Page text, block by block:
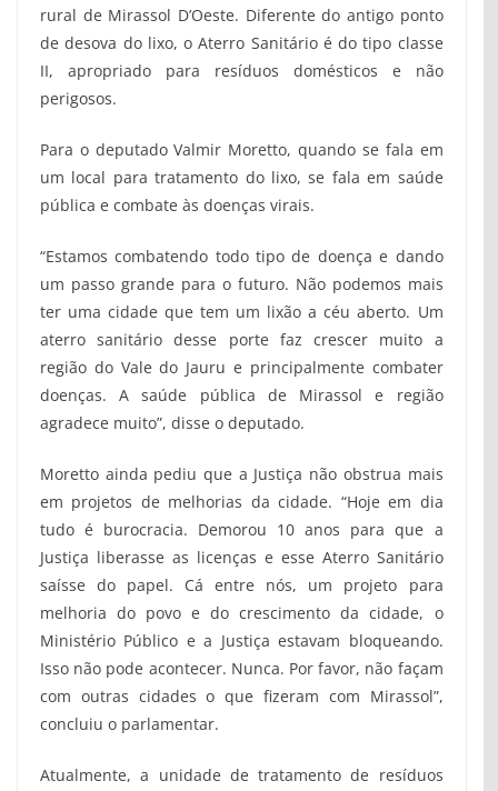
rural de Mirassol D’Oeste. Diferente do antigo ponto
de desova do lixo, o Aterro Sanitário é do tipo classe
II, apropriado para resíduos domésticos e não
perigosos.
Para o deputado Valmir Moretto, quando se fala em
um local para tratamento do lixo, se fala em saúde
pública e combate às doenças virais.
“Estamos combatendo todo tipo de doença e dando
um passo grande para o futuro. Não podemos mais
ter uma cidade que tem um lixão a céu aberto. Um
aterro sanitário desse porte faz crescer muito a
região do Vale do Jauru e principalmente combater
doenças. A saúde pública de Mirassol e região
agradece muito”, disse o deputado.
Moretto ainda pediu que a Justiça não obstrua mais
em projetos de melhorias da cidade. “Hoje em dia
tudo é burocracia. Demorou 10 anos para que a
Justiça liberasse as licenças e esse Aterro Sanitário
saísse do papel. Cá entre nós, um projeto para
melhoria do povo e do crescimento da cidade, o
Ministério Público e a Justiça estavam bloqueando.
Isso não pode acontecer. Nunca. Por favor, não façam
com outras cidades o que fizeram com Mirassol”,
concluiu o parlamentar.
Atualmente, a unidade de tratamento de resíduos